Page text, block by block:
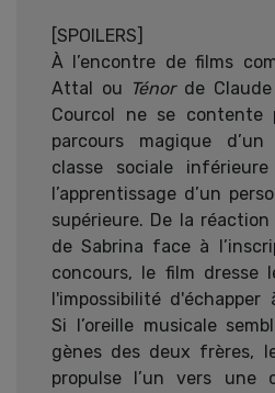
[SPOILERS]
À l’encontre de films
Attal ou Ténorde Claude
Courcol ne se contente
parcours magique d’un
classe sociale
l’apprentissage d’un
supérieure. De la
de Sabrina face à
concours, le film dresse
l'impossibilité d'échapper
Si l’oreille musicale
gènes des deux frères,
propulse l’un vers une